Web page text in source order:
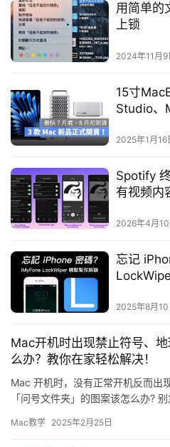
用简单的
上锁
2024年11月9
15寸
Studio、
2025年1月16
Spotify
有视频内
2026年4月10
忘记
2025年8月10
Mac开机时出现禁止符号、
么办？教你在家轻松解决！
Mac 开机时，没有正常开机反而出
「问号文件夹」的图案该怎么办?
Mac教学 2025年2月25日